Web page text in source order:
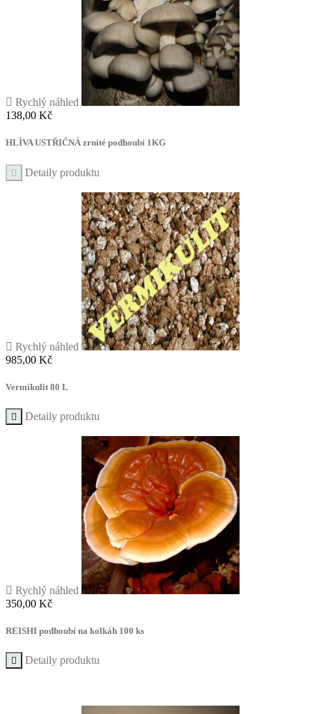
 Rychlý náhled
Cena
138,00 Kč
HLÍVA USTŘIČNÁ zrnité podhoubí 1KG
 Detaily produktu
 Rychlý náhled
Cena
985,00 Kč
Vermikulit 80 L
 Detaily produktu
 Rychlý náhled
Cena
350,00 Kč
REISHI podhoubí na kolkáh 100 ks
 Detaily produktu